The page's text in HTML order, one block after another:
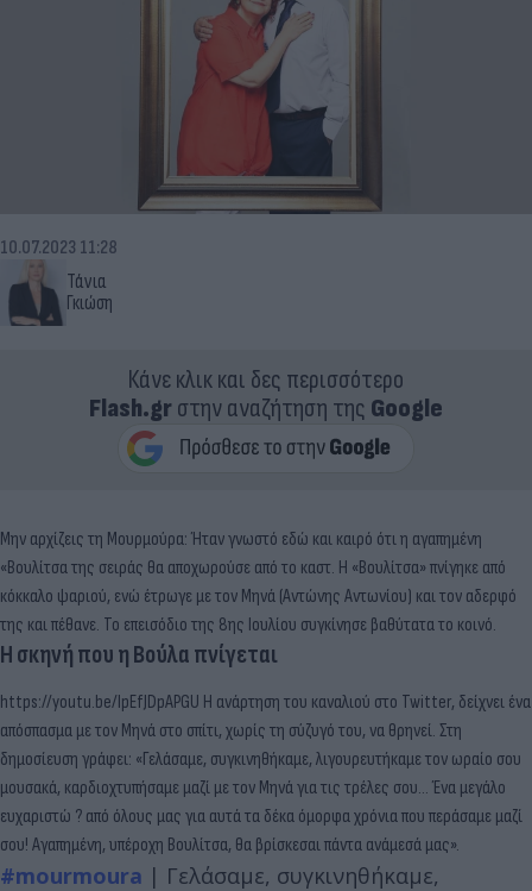
Τάνια
Γκιώση
10.07.2023 11:28
Κάνε κλικ και δες περισσότερο
Flash.grστην αναζήτηση της Google
Μην αρχίζεις τη Μουρμούρα: Ήταν γνωστό εδώ και καιρό ότι η αγαπημένη
«Βουλίτσα της σειράς θα αποχωρούσε από το καστ. Η «Βουλίτσα» πνίγηκε από
κόκκαλο ψαριού, ενώ έτρωγε με τον Μηνά (Αντώνης Αντωνίου) και τον αδερφό
της και πέθανε. Το επεισόδιο της 8ης Ιουλίου συγκίνησε βαθύτατα το κοινό.
Η σκηνή που η Βούλα πνίγεται
https://youtu.be/IpEfJDpAPGU Η ανάρτηση του καναλιού στο Twitter, δείχνει ένα
απόσπασμα με τον Μηνά στο σπίτι, χωρίς τη σύζυγό του, να θρηνεί. Στη
δημοσίευση γράφει: «Γελάσαμε, συγκινηθήκαμε, λιγουρευτήκαμε τον ωραίο σου
μουσακά, καρδιοχτυπήσαμε μαζί με τον Μηνά για τις τρέλες σου... Ένα μεγάλο
ευχαριστώ ? από όλους μας για αυτά τα δέκα όμορφα χρόνια που περάσαμε μαζί
σου! Αγαπημένη, υπέροχη Βουλίτσα, θα βρίσκεσαι πάντα ανάμεσά μας».
#mourmoura | Γελάσαμε, συγκινηθήκαμε,